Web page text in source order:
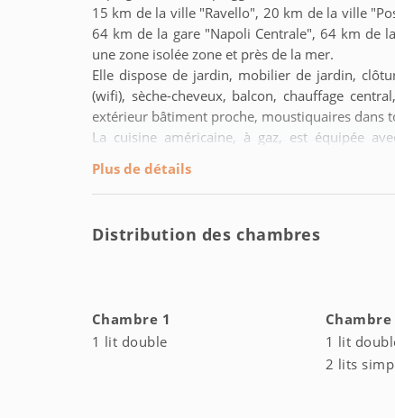
15 km de la ville "Ravello", 20 km de la ville
64 km de la gare "Napoli Centrale", 64 km de
une zone isolée zone et près de la mer.
Elle dispose de jardin, mobilier de jardin,
(wifi), sèche-cheveux, balcon, chauffage
extérieur bâtiment proche, moustiquaires dans
La cuisine américaine, à gaz, est équipée
Plus de détails
Distribution des chambres
Chambre 1
1 lit double
Chambre
1 lit
2 lits